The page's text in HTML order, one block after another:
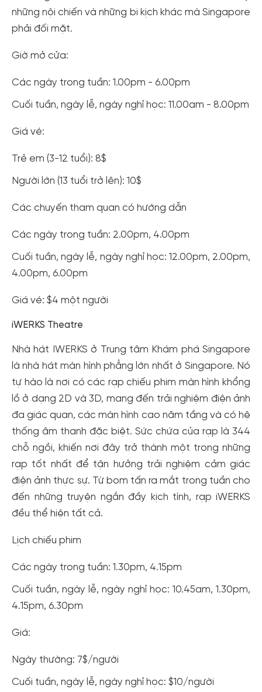
những nội chiến và những bi kịch khác mà Singapore
phải đối mặt.
Giờ mở cửa:
Các ngày trong tuần: 1.00pm - 6.00pm
Cuối tuần, ngày lễ, ngày nghỉ học: 11.00am - 8.00pm
Giá vé:
Trẻ em (3-12 tuổi): 8$
Người lớn (13 tuổi trở lên): 10$
Các chuyến tham quan có hướng dẫn
Các ngày trong tuần: 2.00pm, 4.00pm
Cuối tuần, ngày lễ, ngày nghỉ học: 12.00pm, 2.00pm,
4.00pm, 6.00pm
Giá vé: $4 một người
iWERKS Theatre
Nhà hát IWERKS ở Trung tâm Khám phá Singapore
là nhà hát màn hình phẳng lớn nhất ở Singapore. Nó
tự hào là nơi có các rạp chiếu phim màn hình khổng
lồ ở dạng 2D và 3D, mang đến trải nghiệm điện ảnh
đa giác quan, các màn hình cao năm tầng và có hệ
thống âm thanh đặc biệt. Sức chứa của rạp là 344
chỗ ngồi, khiến nơi đây trở thành một trong những
rạp tốt nhất để tận hưởng trải nghiệm cảm giác
điện ảnh thực sự. Từ bom tấn ra mắt trong tuần cho
đến những truyện ngắn đầy kịch tính, rạp iWERKS
đều thể hiện tất cả.
Lịch chiếu phim
Các ngày trong tuần: 1.30pm, 4.15pm
Cuối tuần, ngày lễ, ngày nghỉ học: 10.45am, 1.30pm,
4.15pm, 6.30pm
Giá:
Ngày thường: 7$/người
Cuối tuần, ngày lễ, ngày nghỉ học: $10/người
cho cộng đồng.